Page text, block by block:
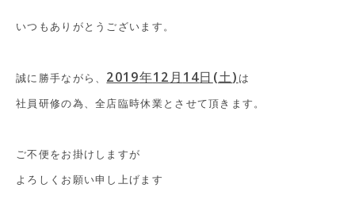
いつもありがとうございます。
誠に勝手ながら、 2019年12月 14日 (土) は
社員研修の為、全店臨時休業とさせて頂きます。
ご不便をお掛けしますが
よろしくお願い申し上げます